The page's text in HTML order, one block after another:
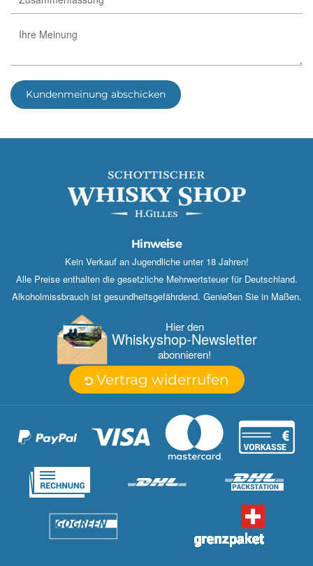
Kundenmeinung abschicken
Hinweise
Kein Verkauf an Jugendliche unter 18 Jahren!
Alle Preise enthalten die gesetzliche Mehrwertsteuer für Deutschland.
Alkoholmissbrauch ist gesundheitsgefährdend. Genießen Sie in Maßen.
Hier den
Whisky­shop-Newsletter
abonnieren!
Vertrag widerrufen